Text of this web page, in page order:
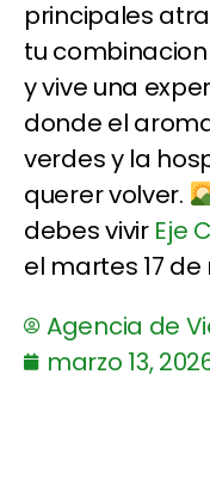
principales
tu
y vive una
donde el
verdes y la
querer volver.
debes vivir Eje
el martes 17
Agencia de
marzo 13,